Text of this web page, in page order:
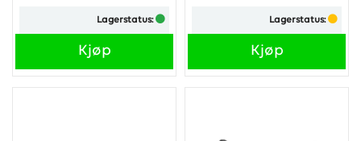
Lagerstatus:
Kjøp
Lagerstatus:
Kjøp